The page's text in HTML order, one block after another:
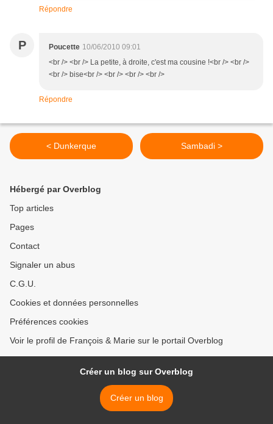
Répondre
P Poucette 10/06/2010 09:01
<br /> <br /> La petite, à droite, c'est ma cousine !<br /> <br />
<br /> bise<br /> <br /> <br /> <br />
Répondre
< Dunkerque Sambadi >
Hébergé par Overblog
Top articles
Pages
Contact
Signaler un abus
C.G.U.
Cookies et données personnelles
Préférences cookies
Voir le profil de François & Marie sur le portail Overblog
Créer un blog sur Overblog
Créer un blog